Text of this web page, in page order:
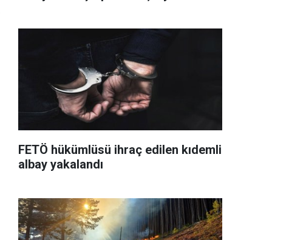
FETÖ hükümlüsü ihraç edilen kıdemli
albay yakalandı